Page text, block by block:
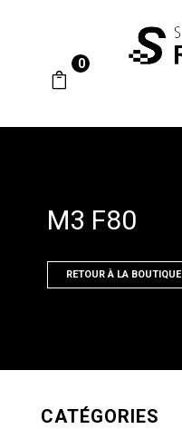
0
M3 F80
RETOUR À LA BOUTIQUE
CATÉGORIES